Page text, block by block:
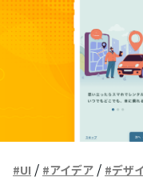
#UI / #アイデア / #デザ